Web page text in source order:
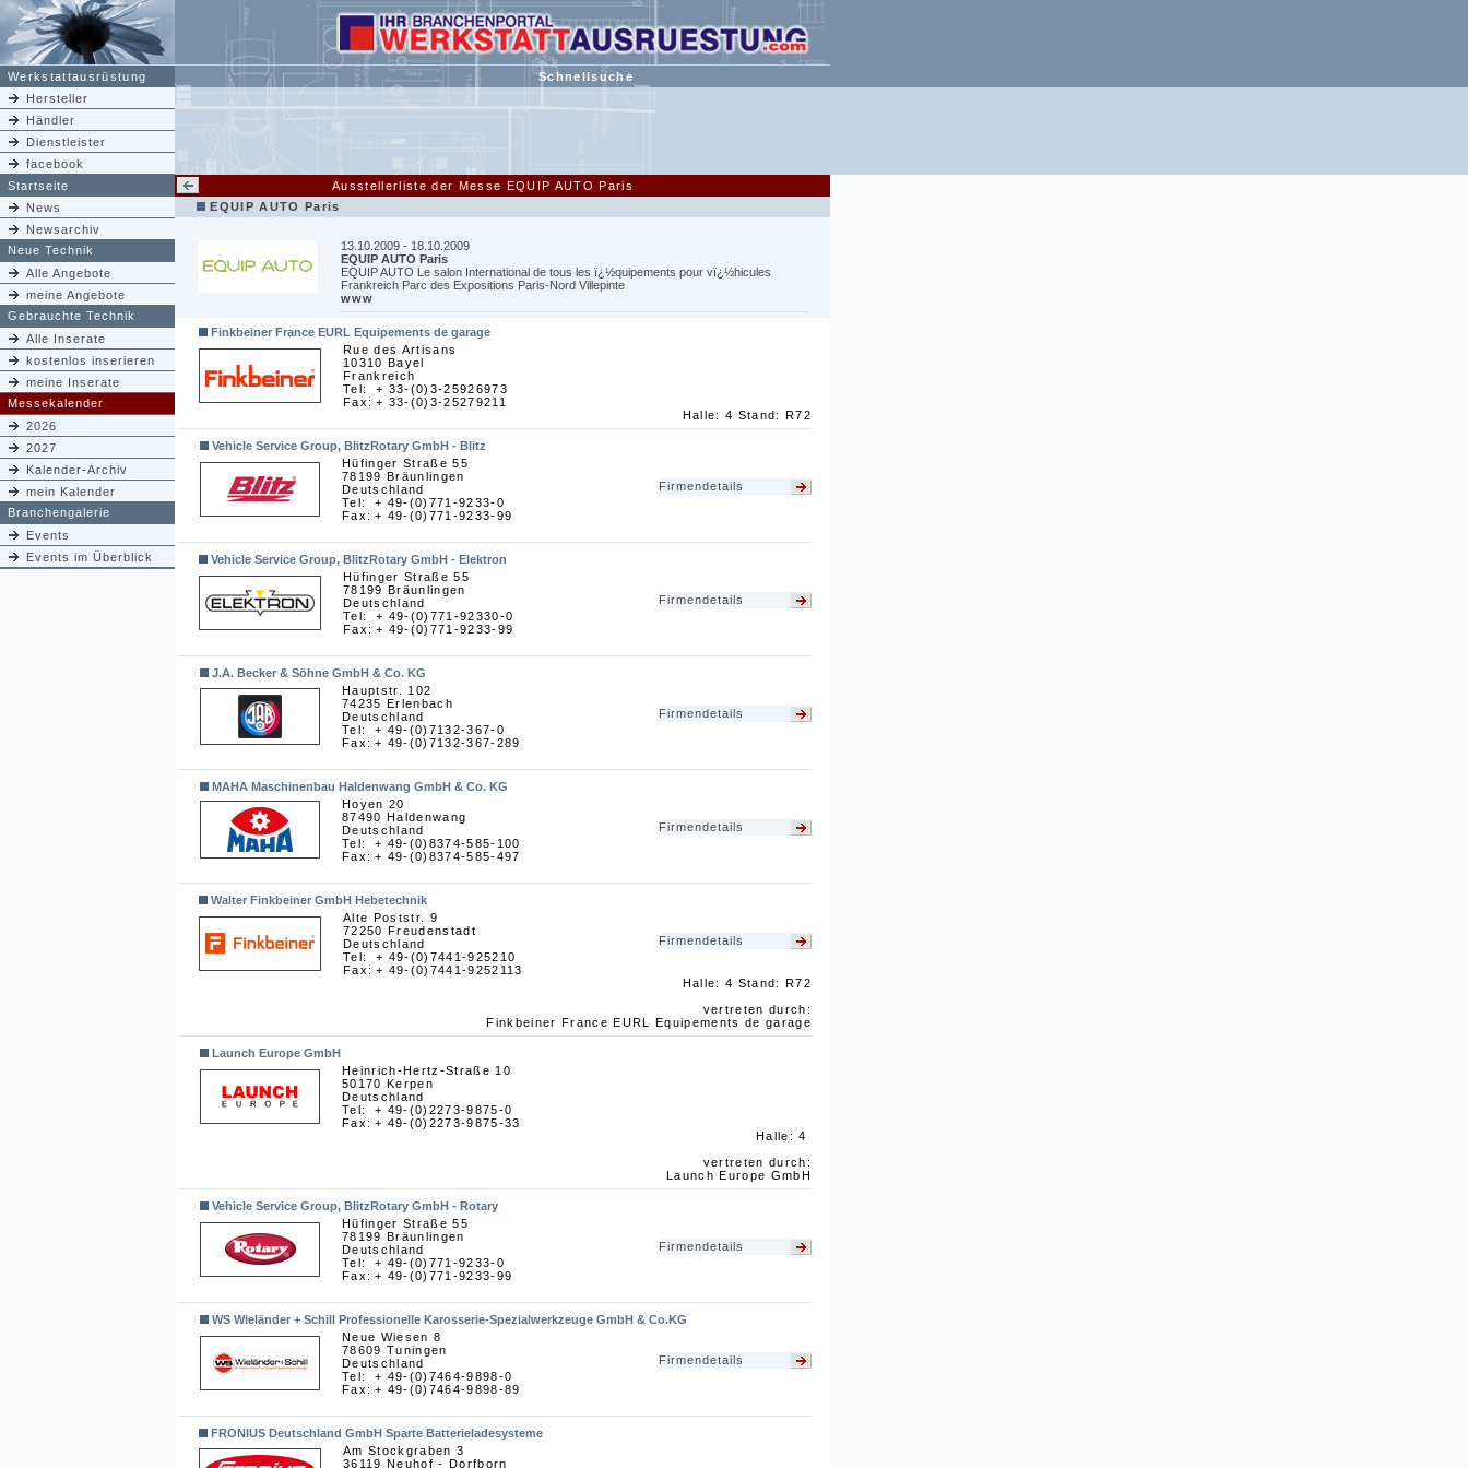
Werkstattausrüstung
Schnellsuche
Hersteller
Händler
Dienstleister
facebook
Startseite
Ausstellerliste der Messe EQUIP AUTO Paris
News
Newsarchiv
Neue Technik
Alle Angebote
meine Angebote
Gebrauchte Technik
Alle Inserate
kostenlos inserieren
meine Inserate
Messekalender
2026
2027
Kalender-Archiv
mein Kalender
Branchengalerie
Events
Events im Überblick
EQUIP AUTO Paris
13.10.2009 - 18.10.2009
EQUIP AUTO Paris
EQUIP AUTO Le salon International de tous les ï¿½quipements pour vï¿½hicules
Frankreich Parc des Expositions Paris-Nord Villepinte
www
Finkbeiner France EURL Equipements de garage
Rue des Artisans
10310 Bayel
Frankreich
Tel:
Fax:
+ 33-(0)3-25926973
+ 33-(0)3-25279211
Halle: 4 Stand: R72
Vehicle Service Group, BlitzRotary GmbH - Blitz
Hüfinger Straße 55
78199 Bräunlingen
Deutschland
Firmendetails
Tel:
Fax:
+ 49-(0)771-9233-0
+ 49-(0)771-9233-99
Vehicle Service Group, BlitzRotary GmbH - Elektron
Hüfinger Straße 55
78199 Bräunlingen
Deutschland
Firmendetails
Tel:
Fax:
+ 49-(0)771-92330-0
+ 49-(0)771-9233-99
J.A. Becker & Söhne GmbH & Co. KG
Hauptstr. 102
74235 Erlenbach
Deutschland
Firmendetails
Tel:
Fax:
+ 49-(0)7132-367-0
+ 49-(0)7132-367-289
MAHA Maschinenbau Haldenwang GmbH & Co. KG
Hoyen 20
87490 Haldenwang
Deutschland
Firmendetails
Tel:
Fax:
+ 49-(0)8374-585-100
+ 49-(0)8374-585-497
Walter Finkbeiner GmbH Hebetechnik
Alte Poststr. 9
72250 Freudenstadt
Deutschland
Firmendetails
Tel:
Fax:
+ 49-(0)7441-925210
+ 49-(0)7441-9252113
Halle: 4 Stand: R72
vertreten durch:
Finkbeiner France EURL Equipements de garage
Launch Europe GmbH
Heinrich-Hertz-Straße 10
50170 Kerpen
Deutschland
Tel:
Fax:
+ 49-(0)2273-9875-0
+ 49-(0)2273-9875-33
Halle: 4
vertreten durch:
Launch Europe GmbH
Vehicle Service Group, BlitzRotary GmbH - Rotary
Hüfinger Straße 55
78199 Bräunlingen
Deutschland
Firmendetails
Tel:
Fax:
+ 49-(0)771-9233-0
+ 49-(0)771-9233-99
WS Wieländer + Schill Professionelle Karosserie-Spezialwerkzeuge GmbH & Co.KG
Neue Wiesen 8
78609 Tuningen
Deutschland
Firmendetails
Tel:
Fax:
+ 49-(0)7464-9898-0
+ 49-(0)7464-9898-89
FRONIUS Deutschland GmbH Sparte Batterieladesysteme
Am Stockgraben 3
36119 Neuhof - Dorfborn